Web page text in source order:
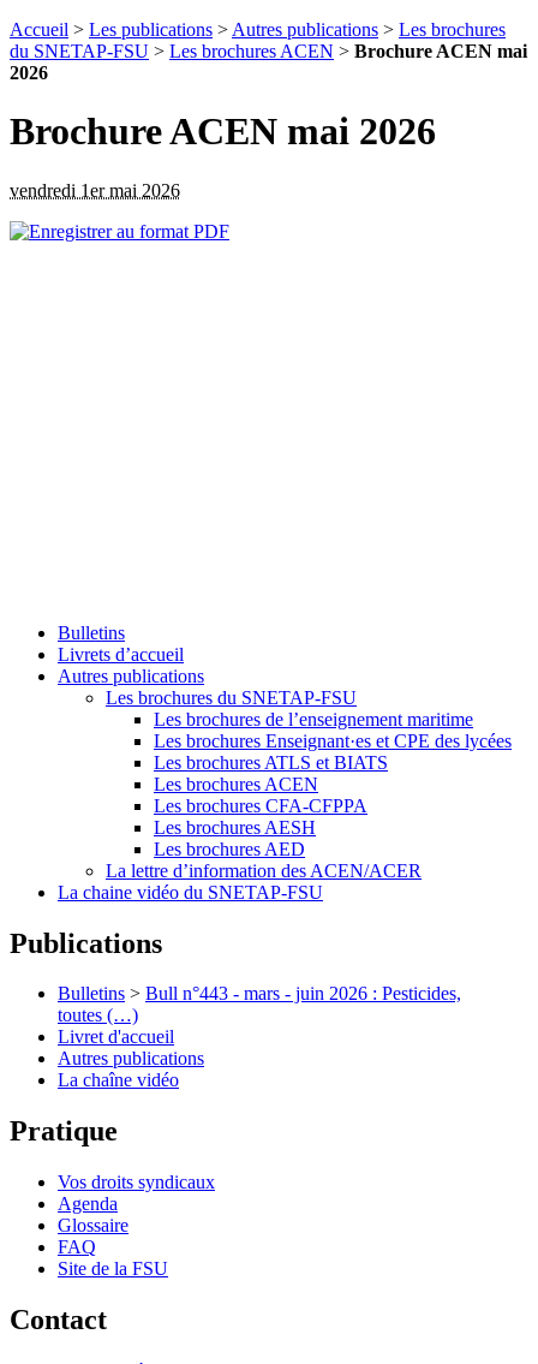
Accueil > Les publications > Autres publications > Les brochures
du SNETAP-FSU > Les brochures ACEN > Brochure ACEN mai
2026
Brochure ACEN mai 2026
vendredi 1er mai 2026
Bulletins
Livrets d’accueil
Autres publications
Les brochures du SNETAP-FSU
Les brochures de l’enseignement maritime
Les brochures Enseignant·es et CPE des lycées
Les brochures ATLS et BIATS
Les brochures ACEN
Les brochures CFA-CFPPA
Les brochures AESH
Les brochures AED
La lettre d’information des ACEN/ACER
La chaine vidéo du SNETAP-FSU
Publications
Bulletins > Bull n°443 - mars - juin 2026 : Pesticides,
toutes (…)
Livret d'accueil
Autres publications
La chaîne vidéo
Pratique
Vos droits syndicaux
Agenda
Glossaire
FAQ
Site de la FSU
Contact